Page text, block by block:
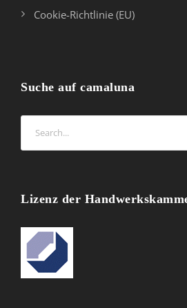
Cookie-Richtlinie (EU)
Suche auf camaluna
Lizenz der